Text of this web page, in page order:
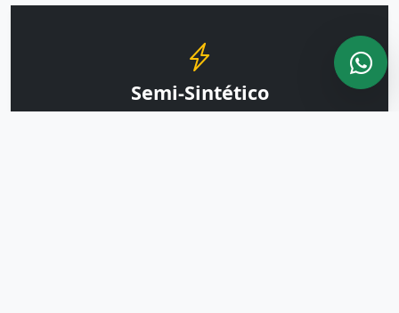
Semi-Sintético